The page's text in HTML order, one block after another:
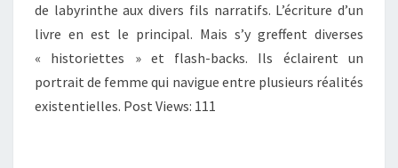
de labyrinthe aux divers fils narratifs. L’écriture d’un
livre en est le principal. Mais s’y greffent diverses
« historiettes » et flash-backs. Ils éclairent un
portrait de femme qui navigue entre plusieurs réalités
existentielles. Post Views: 111